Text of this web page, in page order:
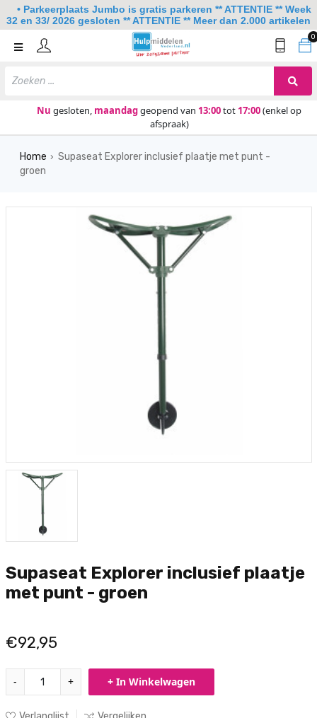
0
Nu gesloten, maandaggeopend van 13:00tot 17:00(enkel op
afspraak)
Home
Keuken
Home › Supaseat Explorer inclusief plaatje met punt -
groen
Supaseat Explorer inclusief plaatje
met punt - groen
€92,95
- + + In Winkelwagen
• Parkeerplaats Jumbo is gratis parkeren ** ATTENTIE ** Week
32 en 33/ 2026 gesloten ** ATTENTIE ** Meer dan 2.000 artikelen